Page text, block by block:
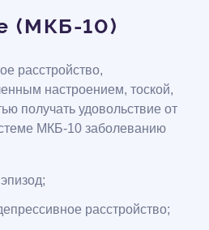
(МКБ-10)
расстройство,
настроением, тоской,
получать удовольствие от
МКБ-10 заболеванию
расстройство;